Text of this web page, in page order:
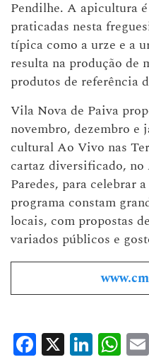
Pendilhe. A apicultura
praticadas nesta
típica como a urze e a
resulta na produção de
produtos de referência
Vila Nova de Paiva
novembro, dezembro e
cultural Ao Vivo nas
cartaz diversificado,
Paredes, para celebrar
programa constam
locais, com propostas
variados públicos e
Facebook
X